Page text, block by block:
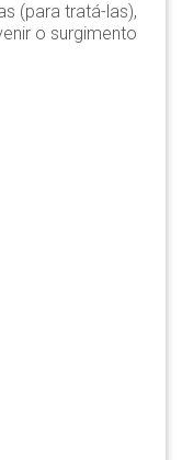
(para tratá-las),
o surgimento